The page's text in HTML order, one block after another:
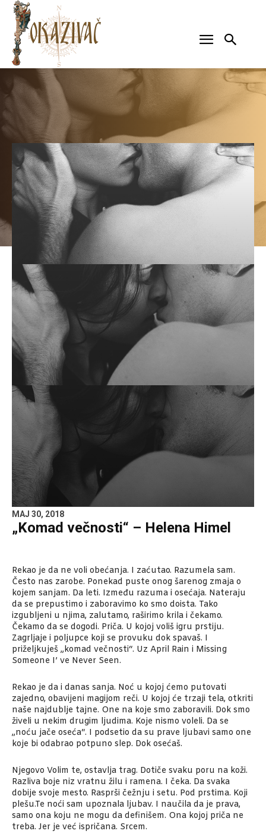
MAJ 30, 2018
„Komad večnosti“ – Helena Himel
Rekao je da ne voli obećanja. I zaćutao. Razumela sam.
Često nas zarobe. Ponekad puste onog šarenog zmaja o
kojem sanjam. Da leti. Između razuma i osećaja. Nateraju
da se prepustimo i zaboravimo ko smo doista. Tako
izgubljeni u njima, zalutamo, raširimo krila i čekamo.
Čekamo da se dogodi. Priča. U kojoj voliš igru prstiju.
Zagrljaje i poljupce koji se provuku dok spavaš. I
priželjkuješ „komad večnosti“. Uz April Rain i Missing
Someone I’ ve Never Seen.
Rekao je da i danas sanja. Noć u kojoj ćemo putovati
zajedno, obavijeni magijom reči. U kojoj će trzaji tela, otkriti
naše najdublje tajne. One na koje smo zaboravili. Dok smo
živeli u nekim drugim ljudima. Koje nismo voleli. Da se
„noću jače oseća“. I podsetio da su prave ljubavi samo one
koje bi odabrao potpuno slep. Dok osećaš.
Njegovo Volim te, ostavlja trag. Dotiče svaku poru na koži.
Razliva boje niz vratnu žilu i ramena. I čeka. Da svaka
dobije svoje mesto. Rasprši čežnju i setu. Pod prstima. Koji
plešu.Te noći sam upoznala ljubav. I naučila da je prava,
samo ona koju ne mogu da definišem. Ona kojoj priča ne
treba. Jer je već ispričana. Srcem.